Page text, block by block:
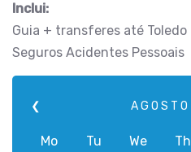
Inclui:
Guia + transferes até Toledo
Seguros Acidentes Pessoais
❮ AGOSTO
Mo Tu We Th